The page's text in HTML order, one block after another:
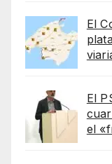
El
El
el